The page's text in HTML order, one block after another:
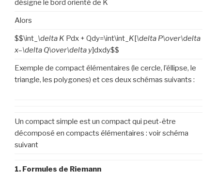
désigne le bord orienté de K
Alors
$$\int_ \delta K Pdx + Qdy=\int\int_ K[\delta P\over\delta
x–\delta Q\over\delta y]dxdy$$
Exemple de compact élémentaires (le cercle, l’éllipse, le
triangle, les polygones) et ces deux schémas suivants :
Un compact simple est un compact qui peut-être
décomposé en compacts élémentaires : voir schéma
suivant
1. Formules de Riemann